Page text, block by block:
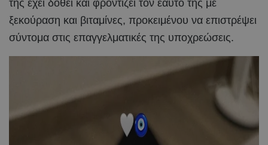
της έχει δοθεί και φροντίζει τον εαυτό της με
ξεκούραση και βιταμίνες, προκειμένου να επιστρέψει
σύντομα στις επαγγελματικές της υποχρεώσεις.